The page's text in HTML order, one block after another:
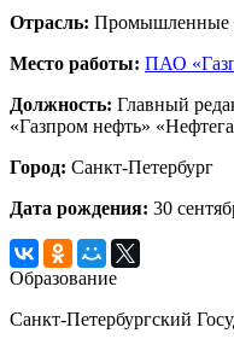
Отрасль: Промышленные
Место работы: ПАО
Должность: Главный
«Газпром нефть»
Город: Санкт-Петербург
Дата рождения: 30
Образование
Санкт-Петербургский